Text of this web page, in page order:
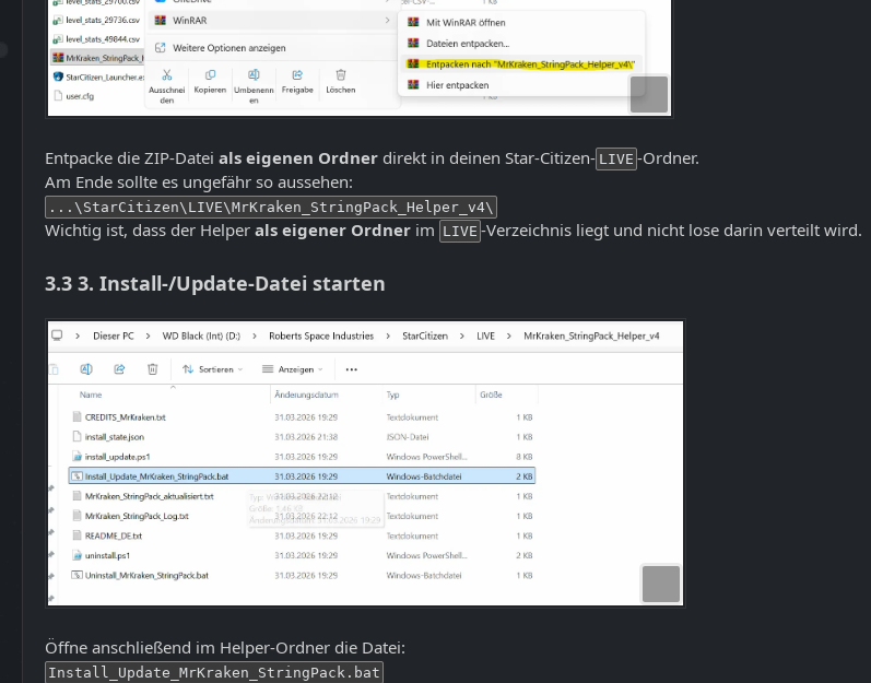
Entpacke die ZIP-Datei als eigenen Ordner direkt in deinen Star-Citizen- LIVE -Ordner.
Am Ende sollte es ungefähr so aussehen:
...\StarCitizen\LIVE\MrKraken_StringPack_Helper_v4\
Wichtig ist, dass der Helper als eigener Ordner im LIVE -Verzeichnis liegt und nicht lose darin verteilt wird.
3.3 3. Install-/Update-Datei starten
Öffne anschließend im Helper-Ordner die Datei:
Install_Update_MrKraken_StringPack.bat